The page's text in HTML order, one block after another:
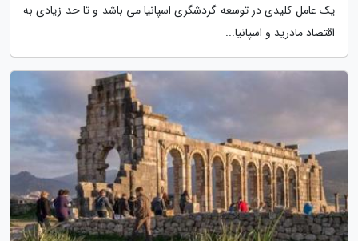
یک عامل کلیدی در توسعه گردشگری اسپانیا می باشد و تا حد زیادی به
اقتصاد مادرید و اسپانیا...